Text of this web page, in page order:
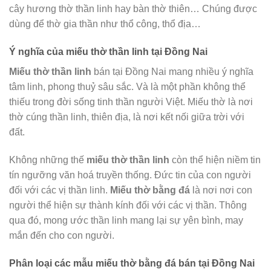
cây hương thờ thần linh hay bàn thờ thiên… Chúng được
dùng để thờ gia thần như thổ công, thổ địa…
Ý nghĩa của miếu thờ thần linh tại Đồng Nai
Miếu thờ thần linh bán tại Đồng Nai mang nhiều ý nghĩa
tâm linh, phong thuỷ sâu sắc. Và là một phần không thể
thiếu trong đời sống tinh thần người Việt. Miếu thờ là nơi
thờ cúng thần linh, thiên địa, là nơi kết nối giữa trời với
đất.
Không những thế miếu thờ thần linh còn thể hiện niềm tin
tín ngưỡng văn hoá truyền thống. Đức tin của con người
đối với các vị thần linh. Miếu thờ bằng đá là nơi nơi con
người thể hiện sự thành kính đối với các vị thần. Thông
qua đó, mong ước thần linh mang lại sự yên bình, may
mắn đến cho con người.
Phân loại các mẫu miếu thờ bằng đá bán tại Đồng Nai